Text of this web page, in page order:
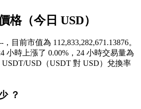
格（今日 USD）
目前市值為 112,833,282,671.13876。
小時上漲了 0.00%，24 小時交易量為
USDT/USD（USDT 對 USD）兌換率
？